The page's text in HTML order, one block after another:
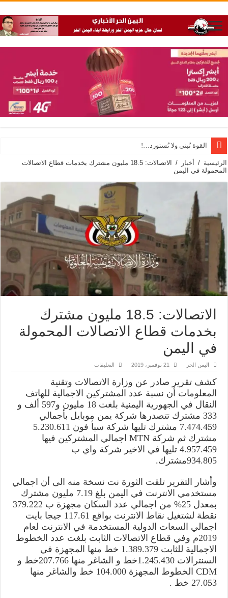
القوة تُبنى ولا تُستورد…!
الرئيسية / أخبار /
الاتصالات: 18.5 مليون مشترك بخدمات قطاع الاتصالات
المحمولة في اليمن
الاتصالات: 18.5 مليون مشترك
بخدمات قطاع الاتصالات المحمولة
في اليمن
اليمن الحر 21 نوفمبر، 2019 التعليقات
18.5
مليون
مشترك
بخدمات
قطاع
الاتصالات
المحمولة
في
اليمن
مغلقة
كشف تقرير صادر عن وزارة الاتصالات وتقنية
المعلومات أن نسبة عدد المشتركين الاجمالية للهاتف
النقال في الجهورية اليمنية بلغت 18 مليون و597 ألف و
333 مشترك تتصدرها شركة يمن موبايل بأجمالي
7.474.459 مشترك تليها شركة سبأ فون 5.230.611
مشترك ثم شركة MTN اجمالي المشتركين فيها
4.957.459 تليها في الاخير شركة واي ب
934.805مشترك.
وأشار التقرير تلقت الثورة نت نسخة منه الى أن اجمالي
مستخدمي الانترنت في اليمن بلغ 7.19 مليون مشترك
بمعدل 25% من اجمالي عدد السكان مجهزة ب 379.222
نقطة لشتغيل نقاط الانترنت بواقع 117.61 جيجا بايت
اجمالي السعات الدولية المستخدمة في الانترنت لعام
2019م وفي قطاع الاتصالات الثابت بلغت عدد الخطوط
الاجمالية للثابت 1.389.379 خط منها المجهزة في
السنترالات 1.245.430خط و الشاغر منها 207.766خط و
CDM الخطوط المجهزة 104.000 خط والشاغر منها
27.053 خط .